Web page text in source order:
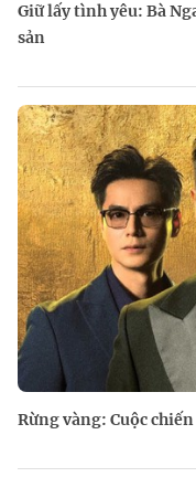
Giữ lấy tình yêu: Bà
sản
Rừng vàng: Cuộc